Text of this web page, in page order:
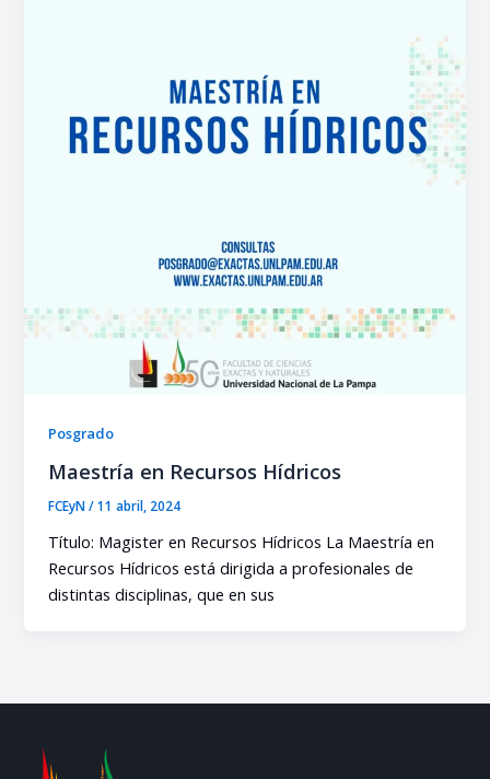
Posgrado
Maestría en Recursos Hídricos
FCEyN/11 abril, 2024
Título: Magister en Recursos Hídricos La Maestría en
Recursos Hídricos está dirigida a profesionales de
distintas disciplinas, que en sus